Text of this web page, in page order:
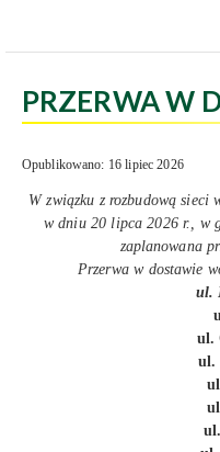
PRZERWA W
Opublikowano: 16 lipiec 2026
W związku z rozbudową sieci
w dniu 20 lipca 2026 r., w
zaplanowana
Przerwa w dostawie
ul.
ul.
ul.